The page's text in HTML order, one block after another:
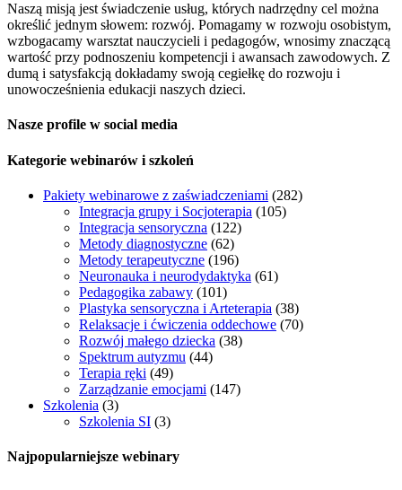
Naszą misją jest świadczenie usług, których nadrzędny cel można
określić jednym słowem: rozwój. Pomagamy w rozwoju osobistym,
wzbogacamy warsztat nauczycieli i pedagogów, wnosimy znaczącą
wartość przy podnoszeniu kompetencji i awansach zawodowych. Z
dumą i satysfakcją dokładamy swoją cegiełkę do rozwoju i
unowocześnienia edukacji naszych dzieci.
Nasze profile w social media
Kategorie webinarów i szkoleń
Pakiety webinarowe z zaświadczeniami (282)
Integracja grupy i Socjoterapia (105)
Integracja sensoryczna (122)
Metody diagnostyczne (62)
Metody terapeutyczne (196)
Neuronauka i neurodydaktyka (61)
Pedagogika zabawy (101)
Plastyka sensoryczna i Arteterapia (38)
Relaksacje i ćwiczenia oddechowe (70)
Rozwój małego dziecka (38)
Spektrum autyzmu (44)
Terapia ręki (49)
Zarządzanie emocjami (147)
Szkolenia (3)
Szkolenia SI (3)
Najpopularniejsze webinary